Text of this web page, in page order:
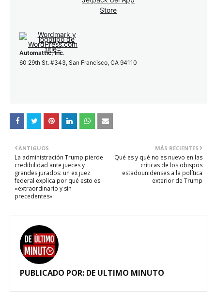
Automattic, Inc.
60 29th St. #343, San Francisco, CA 94110
MÁS RECIENTES
Qué es y qué no es nuevo en las
críticas de los obispos
estadounidenses a la política
exterior de Trump
ANTIGUOS
La administración Trump pierde
credibilidad ante jueces y
grandes jurados: un ex juez
federal explica por qué esto es
«extraordinario y sin
precedentes»
PUBLICADO POR: DE ULTIMO MINUTO